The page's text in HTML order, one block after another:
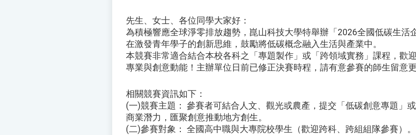
先生、女士、各位同學大家好：
為積極響應全球淨零排放趨勢，崑山科技大學特舉辦「2026全國低碳生活
在激發青年學子的創新思維，鼓勵將低碳概念融入生活與產業中。
本競賽非常適合結合本校各科之「專題製作」或「跨領域實務」課程，歡
專業與創意動能！主辦單位日前已修正決賽時程，請有意參賽的師生留意更
相關競賽資訊如下：
(一)競賽主題： 參賽者可結合人文、觀光或農產，提交「低碳創意專題」
商業潛力，匯聚創意推動地方創生。
(二)參賽對象： 全國高中職與大專院校學生（歡迎跨科、跨組組隊參賽）。